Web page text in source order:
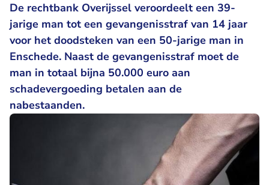
De rechtbank Overijssel veroordeelt een 39-
jarige man tot een gevangenisstraf van 14 jaar
voor het doodsteken van een 50-jarige man in
Enschede. Naast de gevangenisstraf moet de
man in totaal bijna 50.000 euro aan
schadevergoeding betalen aan de
nabestaanden.